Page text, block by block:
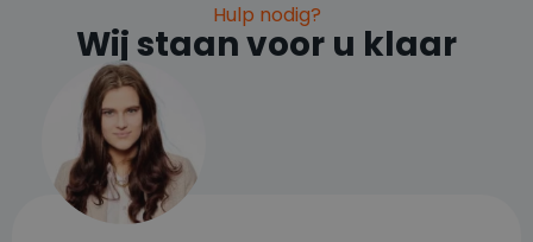
Hulp nodig?
Wij staan voor u klaar